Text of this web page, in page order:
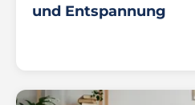
und Entspannung